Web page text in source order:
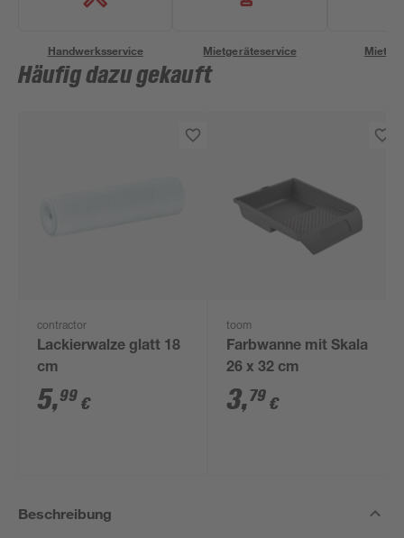
Handwerksservice Mietgeräteservice
Häufig dazu gekauft
contractor
Lackierwalze glatt 18
cm
5,99 €
toom
Farbwanne mit Skala
26 x 32 cm
3,79 €
Beschreibung